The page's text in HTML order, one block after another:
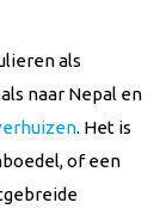
als
naar Nepal en
. Het is
of een